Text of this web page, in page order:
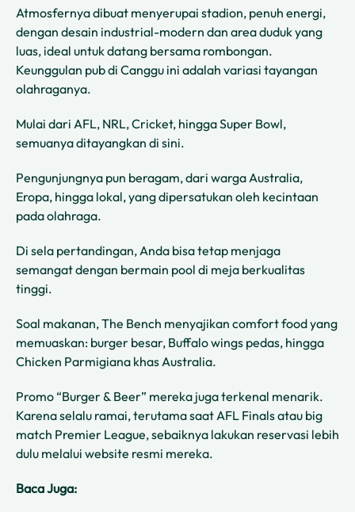
Atmosfernya dibuat menyerupai stadion, penuh energi,
dengan desain industrial-modern dan area duduk yang
luas, ideal untuk datang bersama rombongan.
Keunggulan pub di Canggu ini adalah variasi tayangan
olahraganya.
Mulai dari AFL, NRL, Cricket, hingga Super Bowl,
semuanya ditayangkan di sini.
Pengunjungnya pun beragam, dari warga Australia,
Eropa, hingga lokal, yang dipersatukan oleh kecintaan
pada olahraga.
Di sela pertandingan, Anda bisa tetap menjaga
semangat dengan bermain pool di meja berkualitas
tinggi.
Soal makanan, The Bench menyajikan comfort food yang
memuaskan: burger besar, Buffalo wings pedas, hingga
Chicken Parmigiana khas Australia.
Promo “Burger & Beer” mereka juga terkenal menarik.
Karena selalu ramai, terutama saat AFL Finals atau big
match Premier League, sebaiknya lakukan reservasi lebih
dulu melalui website resmi mereka.
Baca Juga: